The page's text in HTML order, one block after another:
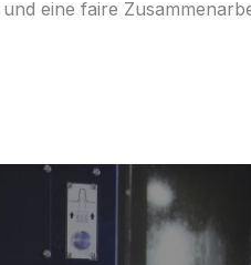
eine faire